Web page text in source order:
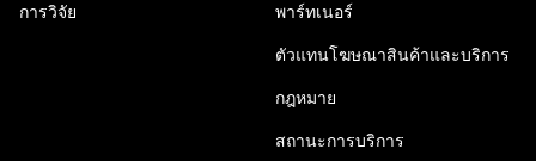
การวิจัย พาร์ทเนอร์
ตัวแทนโฆษณาสินค้าและบริการ
กฎหมาย
สถานะการบริการ